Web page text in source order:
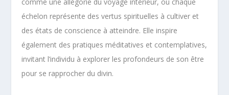
comme une allégorie du voyage intérieur, où chaque
échelon représente des vertus spirituelles à cultiver et
des états de conscience à atteindre. Elle inspire
également des pratiques méditatives et contemplatives,
invitant l’individu à explorer les profondeurs de son être
pour se rapprocher du divin.